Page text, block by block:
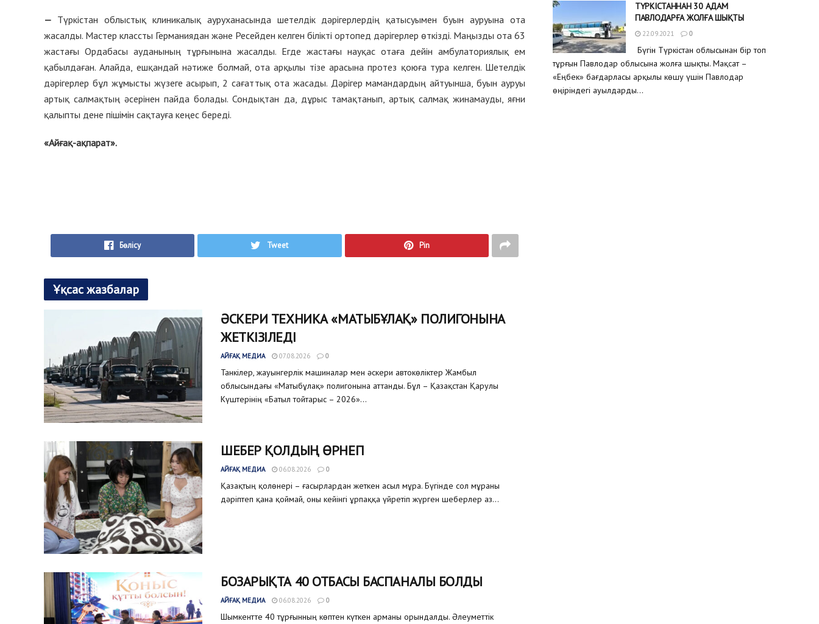
— Түркістан облыстық клиникалық ауруханасында шетелдік дәрігерлердің қатысуымен буын ауруына ота
жасалды. Мастер классты Германиядан және Ресейден келген білікті ортопед дәрігерлер өткізді. Маңызды ота 63
жастағы Ордабасы ауданының тұрғынына жасалды. Егде жастағы науқас отаға дейін амбулаториялық ем
қабылдаған. Алайда, ешқандай нәтиже болмай, ота арқылы тізе арасына протез қоюға тура келген. Шетелдік
дәрігерлер бұл жұмысты жүзеге асырып, 2 сағаттық ота жасады. Дәрігер мамандардың айтуынша, буын ауруы
артық салмақтың әсерінен пайда болады. Сондықтан да, дұрыс тамақтанып, артық салмақ жинамауды, яғни
қалыпты дене пішімін сақтауға кеңес береді.
«Айғақ-ақпарат».
Бөлісу Tweet Pin
Ұқсас жазбалар
ӘСКЕРИ ТЕХНИКА «МАТЫБҰЛАҚ» ПОЛИГОНЫНА
ЖЕТКІЗІЛЕДІ
АЙҒАҚ МЕДИА 07.08.2026 0
Танкілер, жауынгерлік машиналар мен әскери автокөліктер Жамбыл
облысындағы «Матыбұлақ» полигонына аттанды. Бұл – Қазақстан Қарулы
Күштерінің «Батыл тойтарыс – 2026»...
ШЕБЕР ҚОЛДЫҢ ӨРНЕГІ
АЙҒАҚ МЕДИА 06.08.2026 0
Қазақтың қолөнері – ғасырлардан жеткен асыл мұра. Бүгінде сол мұраны
дәріптеп қана қоймай, оны кейінгі ұрпаққа үйретіп жүрген шеберлер аз...
БОЗАРЫҚТА 40 ОТБАСЫ БАСПАНАЛЫ БОЛДЫ
АЙҒАҚ МЕДИА 06.08.2026 0
Шымкентте 40 тұрғынның көптен күткен арманы орындалды. Әлеуметтік
ТҮРКІСТАННАН 30 АДАМ
ПАВЛОДАРҒА ЖОЛҒА ШЫҚТЫ
22.09.2021 0
Бүгін Түркістан облысынан бір топ
тұрғын Павлодар облысына жолға шықты. Мақсат –
«Еңбек» бағдарласы арқылы көшу үшін Павлодар
өңіріндегі ауылдарды...